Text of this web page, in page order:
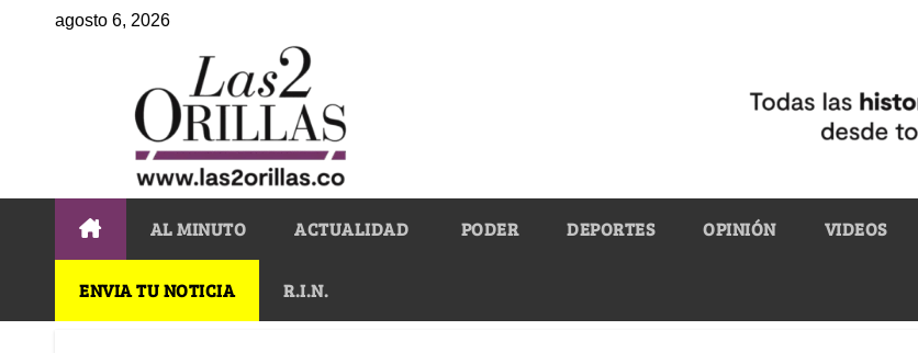
agosto 6, 2026
AL MINUTO ACTUALIDAD PODER DEPORTES OPINIÓN VIDEOS
ENVIA TU NOTICIA R.I.N.